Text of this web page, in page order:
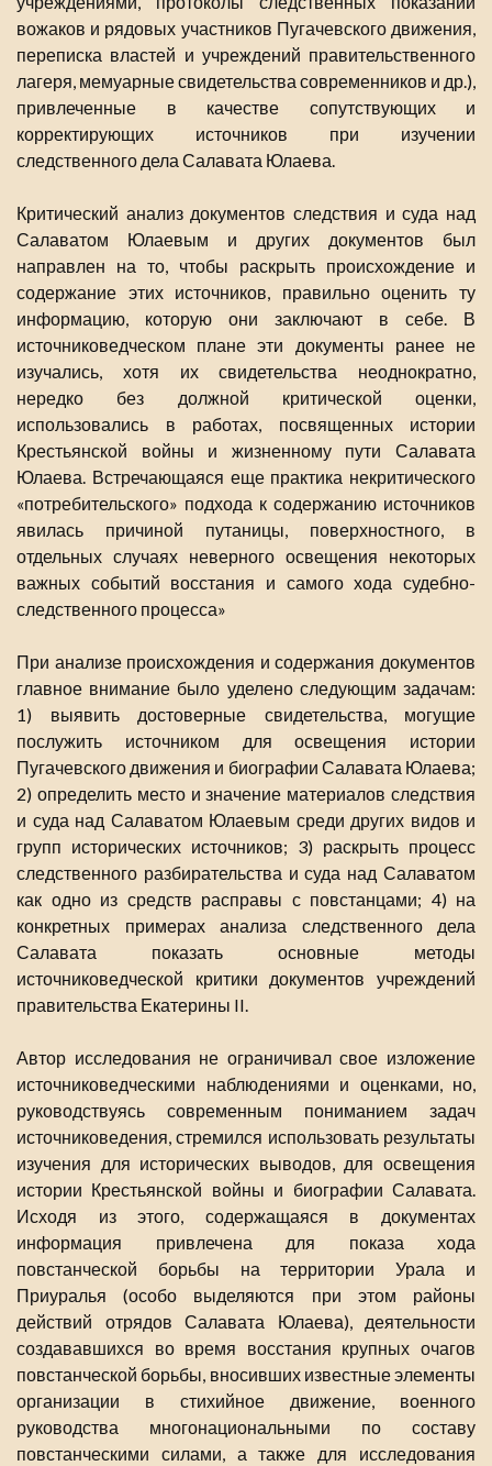
вожаков и рядовых участников Пугачевского движения,
переписка властей и учреждений правительственного
лагеря, мемуарные свидетельства современников и др.),
привлеченные в качестве сопутствующих и
корректирующих источников при изучении
следственного дела Салавата Юлаева.
Критический анализ документов следствия и суда над
Салаватом Юлаевым и других документов был
направлен на то, чтобы раскрыть происхождение и
содержание этих источников, правильно оценить ту
информацию, которую они заключают в себе. В
источниковедческом плане эти документы ранее не
изучались, хотя их свидетельства неоднократно,
нередко без должной критической оценки,
использовались в работах, посвященных истории
Крестьянской войны и жизненному пути Салавата
Юлаева. Встречающаяся еще практика некритического
«потребительского» подхода к содержанию источников
явилась причиной путаницы, поверхностного, в
отдельных случаях неверного освещения некоторых
важных событий восстания и самого хода судебно-
следственного процесса»
При анализе происхождения и содержания документов
главное внимание было уделено следующим задачам:
1) выявить достоверные свидетельства, могущие
послужить источником для освещения истории
Пугачевского движения и биографии Салавата Юлаева;
2) определить место и значение материалов следствия
и суда над Салаватом Юлаевым среди других видов и
групп исторических источников; 3) раскрыть процесс
следственного разбирательства и суда над Салаватом
как одно из средств расправы с повстанцами; 4) на
конкретных примерах анализа следственного дела
Салавата показать основные методы
источниковедческой критики документов учреждений
правительства Екатерины II.
Автор исследования не ограничивал свое изложение
источниковедческими наблюдениями и оценками, но,
руководствуясь современным пониманием задач
источниковедения, стремился использовать результаты
изучения для исторических выводов, для освещения
истории Крестьянской войны и биографии Салавата.
Исходя из этого, содержащаяся в документах
информация привлечена для показа хода
повстанческой борьбы на территории Урала и
Приуралья (особо выделяются при этом районы
действий отрядов Салавата Юлаева), деятельности
создававшихся во время восстания крупных очагов
повстанческой борьбы, вносивших известные элементы
организации в стихийное движение, военного
руководства многонациональными по составу
повстанческими силами, а также для исследования